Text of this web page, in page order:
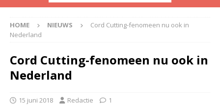
HOME NIEUWS
Cord Cutting-fenomeen nu ook in
Nederland
Cord Cutting-fenomeen nu ook in
Nederland
15 juni 2018 Redactie 1